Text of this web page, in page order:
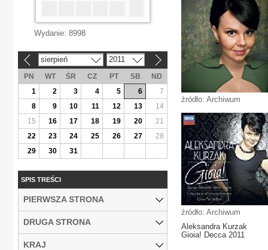
źródło: Archiwum
źródło: Archiwum
Aleksandra Kurzak
Gioia! Decca 2011
Wydanie: 8998
sierpień 2011
PN WT ŚR CZ PT SB
ND
1
2 3 4 5 6
7
8
9 10 11 12 13
14
15
16 17 18 19 20
21
22
23 24 25 26 27
28
29
30 31
SPIS TREŚCI
PIERWSZA STRONA
DRUGA STRONA
KRAJ